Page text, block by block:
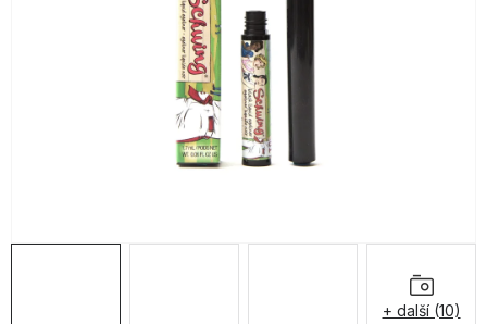
PODLE TYPU PROVOZU
+ další (10)